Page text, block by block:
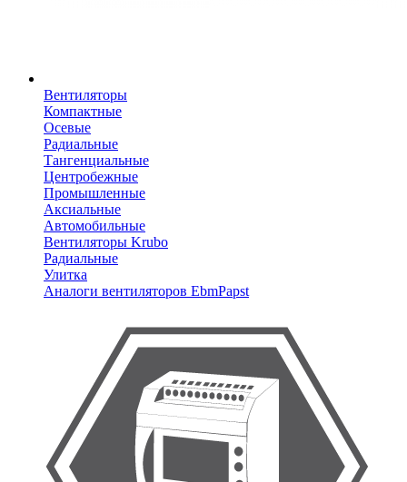
Вентиляторы
Компактные
Осевые
Радиальные
Тангенциальные
Центробежные
Промышленные
Аксиальные
Автомобильные
Вентиляторы Krubo
Радиальные
Улитка
Аналоги вентиляторов EbmPapst